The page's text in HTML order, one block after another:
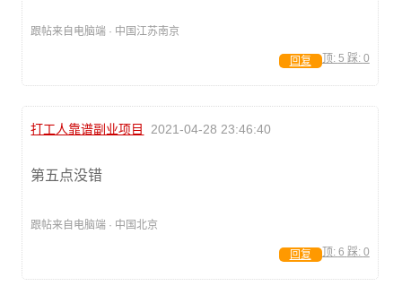
跟帖来自电脑端 · 中国江苏南京
顶: 5 踩: 0
回复
打工人靠谱副业项目 2021-04-28 23:46:40
第五点没错
跟帖来自电脑端 · 中国北京
顶: 6 踩: 0
回复